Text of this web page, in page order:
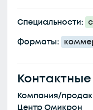
Специальности:
Форматы:
Компания/
Центр Омикрон